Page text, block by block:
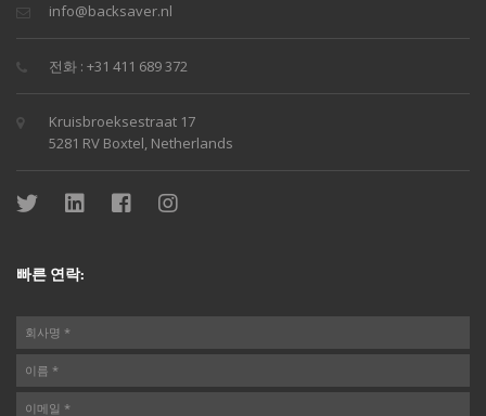
info@backsaver.nl
전화 : +31 411 689 372
Kruisbroeksestraat 17
5281 RV Boxtel, Netherlands
빠른 연락: